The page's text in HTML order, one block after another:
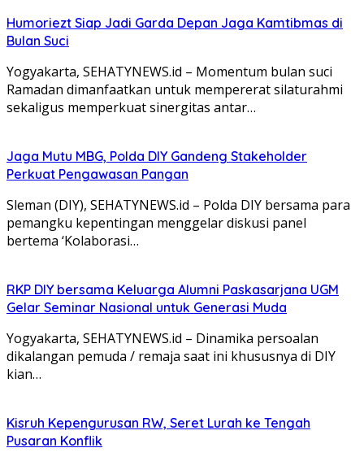
Humoriezt Siap Jadi Garda Depan Jaga Kamtibmas di
Bulan Suci
Yogyakarta, SEHATYNEWS.id – Momentum bulan suci
Ramadan dimanfaatkan untuk mempererat silaturahmi
sekaligus memperkuat sinergitas antar…
Jaga Mutu MBG, Polda DIY Gandeng Stakeholder
Perkuat Pengawasan Pangan
Sleman (DIY), SEHATYNEWS.id – Polda DIY bersama para
pemangku kepentingan menggelar diskusi panel
bertema ‘Kolaborasi…
RKP DIY bersama Keluarga Alumni Paskasarjana UGM
Gelar Seminar Nasional untuk Generasi Muda
Yogyakarta, SEHATYNEWS.id – Dinamika persoalan
dikalangan pemuda / remaja saat ini khususnya di DIY
kian…
Kisruh Kepengurusan RW, Seret Lurah ke Tengah
Pusaran Konflik